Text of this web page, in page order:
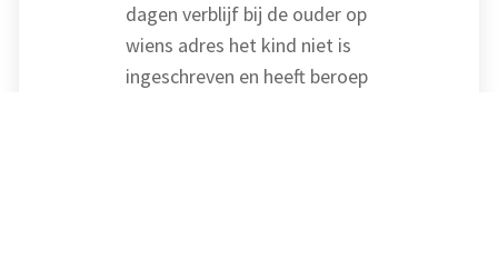
dagen verblijf bij de ouder op
wiens adres het kind niet is
ingeschreven en heeft beroep